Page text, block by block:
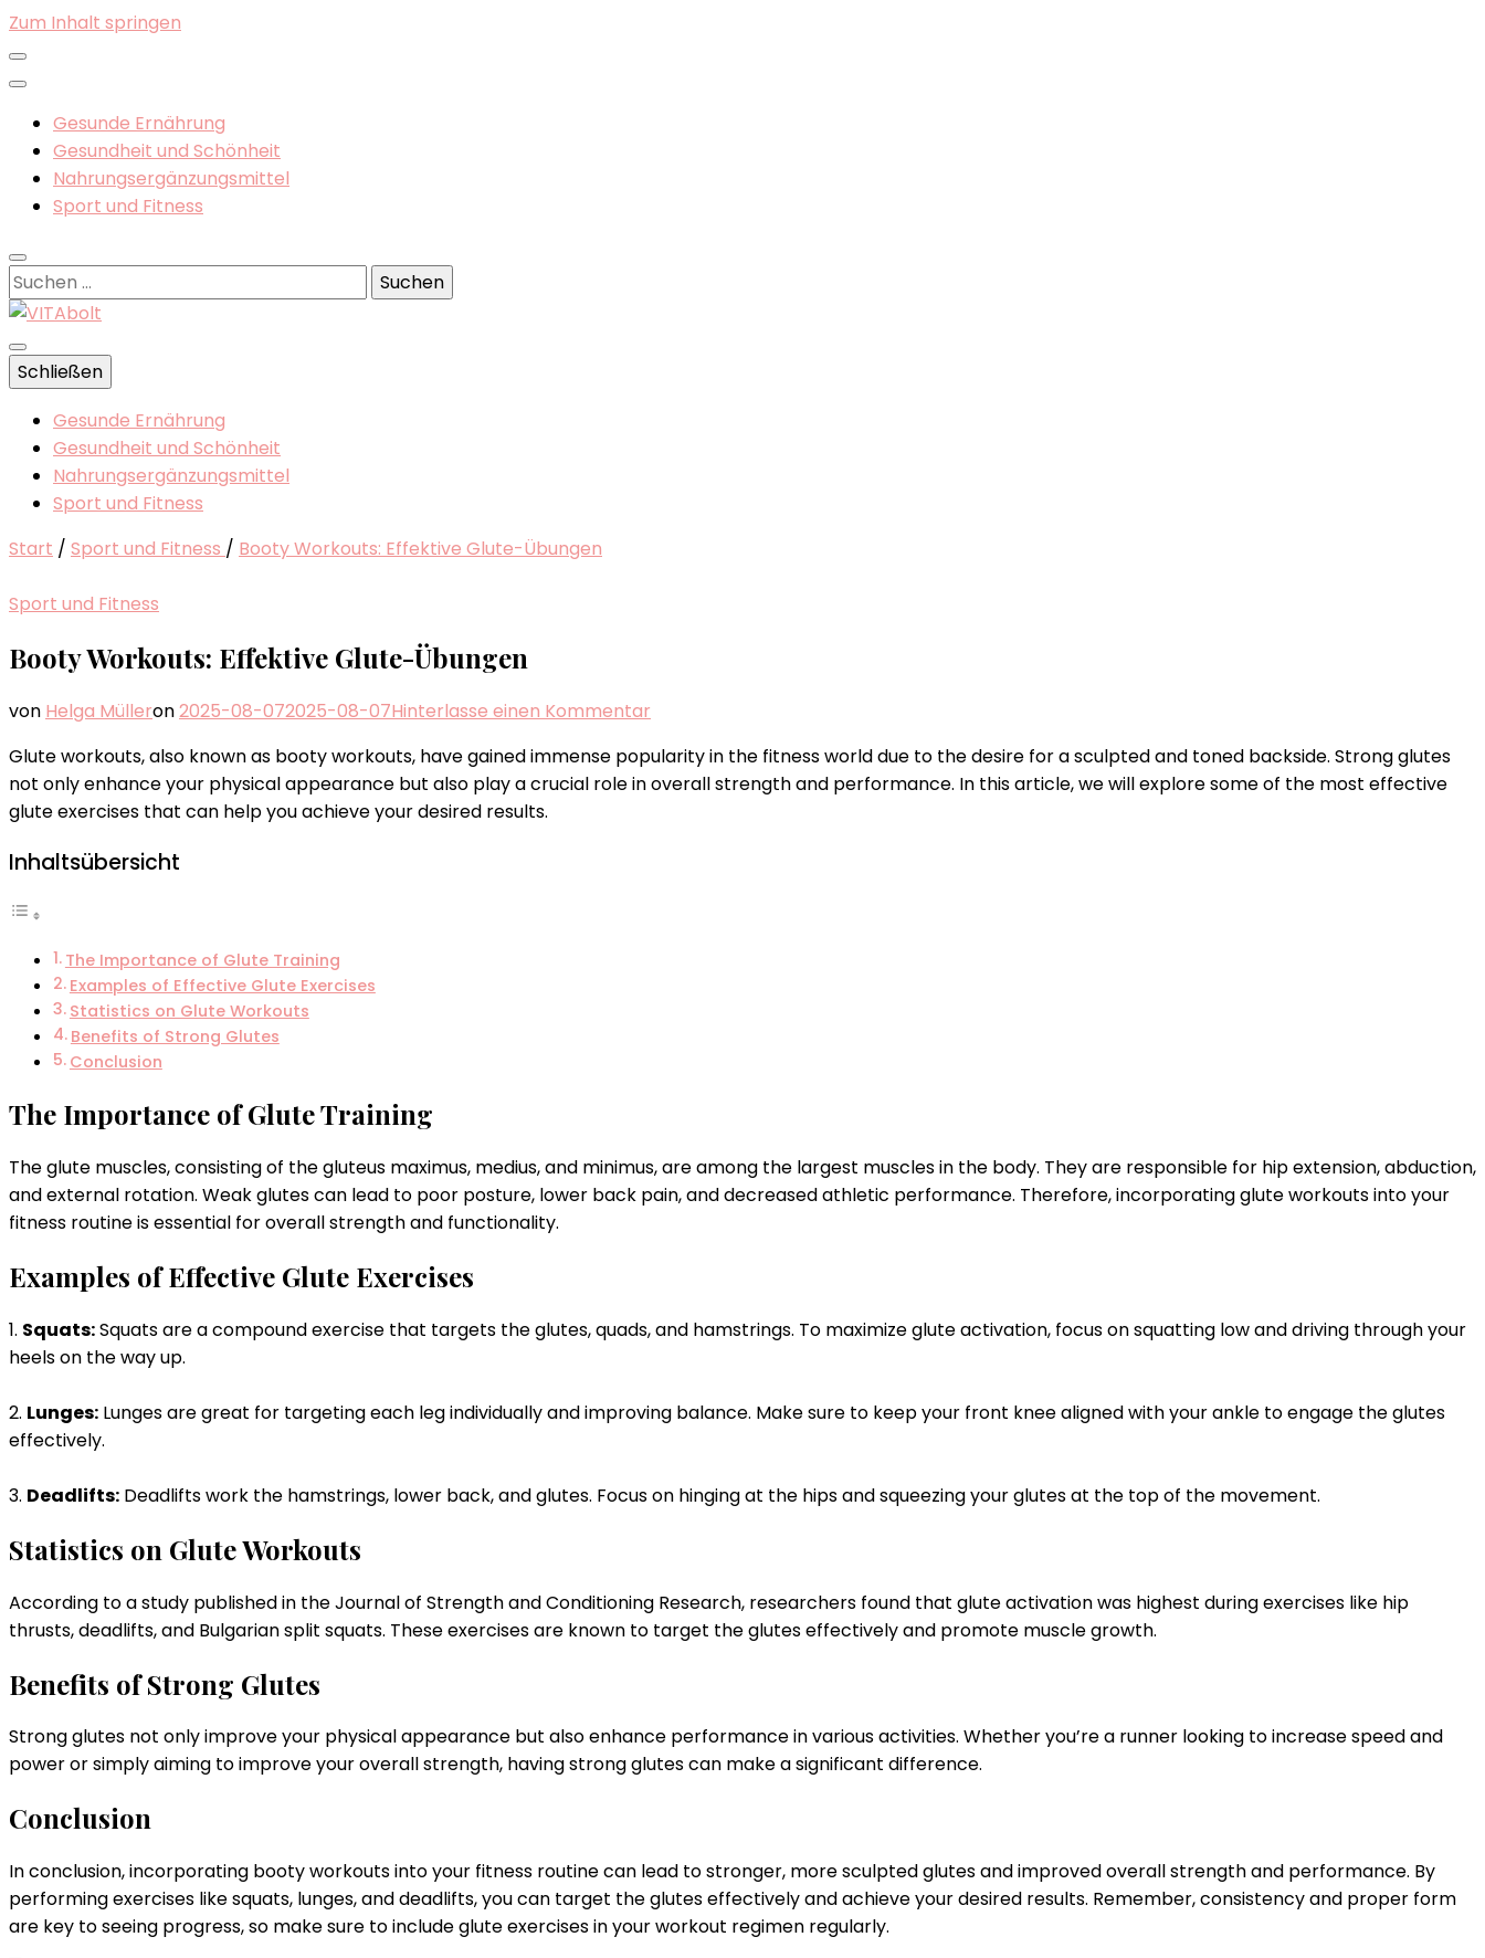
Zum Inhalt springen
Gesunde Ernährung
Gesundheit und Schönheit
Nahrungsergänzungsmittel
Sport und Fitness
Suchen
nach:
VITAbolt
Gesunde Ernährung, Nahrungsergänzungsmittel
Schließen
Gesunde Ernährung
Gesundheit und Schönheit
Nahrungsergänzungsmittel
Sport und Fitness
Start / Sport und Fitness / Booty Workouts: Effektive Glute-Übungen
Sport und Fitness
Booty Workouts: Effektive Glute-Übungen
von Helga Mülleron2025-08-072025-08-07Hinterlasse einen Kommentar
Workouts:
Effektive
Glute workouts, also known as booty workouts, have gained immense popularity in the fitness world due to the desire for a sculpted and toned backside. Strong glutes
not only enhance your physical appearance but also play a crucial role in overall strength and performance. In this article, we will explore some of the most effective
glute exercises that can help you achieve your desired results.
Inhaltsübersicht
The Importance of Glute Training
Examples of Effective Glute Exercises
Statistics on Glute Workouts
Benefits of Strong Glutes
Conclusion
The Importance of Glute Training
The glute muscles, consisting of the gluteus maximus, medius, and minimus, are among the largest muscles in the body. They are responsible for hip extension, abduction,
and external rotation. Weak glutes can lead to poor posture, lower back pain, and decreased athletic performance. Therefore, incorporating glute workouts into your
fitness routine is essential for overall strength and functionality.
Examples of Effective Glute Exercises
1. Squats:Squats are a compound exercise that targets the glutes, quads, and hamstrings. To maximize glute activation, focus on squatting low and driving through your
heels on the way up.
2. Lunges: Lunges are great for targeting each leg individually and improving balance. Make sure to keep your front knee aligned with your ankle to engage the glutes
effectively.
3. Deadlifts: Deadlifts work the hamstrings, lower back, and glutes. Focus on hinging at the hips and squeezing your glutes at the top of the movement.
Statistics on Glute Workouts
According to a study published in the Journal of Strength and Conditioning Research, researchers found that glute activation was highest during exercises like hip
thrusts, deadlifts, and Bulgarian split squats. These exercises are known to target the glutes effectively and promote muscle growth.
Benefits of Strong Glutes
Strong glutes not only improve your physical appearance but also enhance performance in various activities. Whether you’re a runner looking to increase speed and
power or simply aiming to improve your overall strength, having strong glutes can make a significant difference.
Conclusion
In conclusion, incorporating booty workouts into your fitness routine can lead to stronger, more sculpted glutes and improved overall strength and performance. By
performing exercises like squats, lunges, and deadlifts, you can target the glutes effectively and achieve your desired results. Remember, consistency and proper form
are key to seeing progress, so make sure to include glute exercises in your workout regimen regularly.